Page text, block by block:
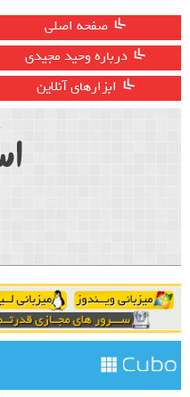
صفحه اصلی
درباره وحید مجیدی
ابزارهای آنلاین